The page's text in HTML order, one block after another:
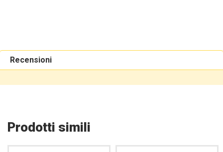
Recensioni
Prodotti simili